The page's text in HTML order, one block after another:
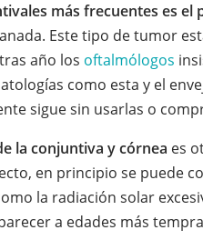
más frecuentes es el
Este tipo de tumor
año los oftalmólogos
como esta y el
sigue sin usarlas o
la conjuntiva y córnea es
en principio se puede
la radiación solar
a edades más